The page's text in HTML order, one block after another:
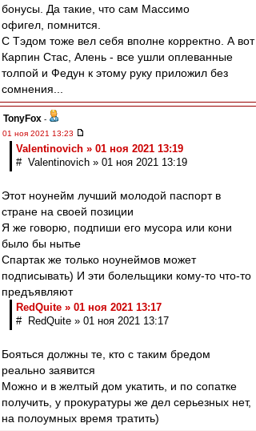
бонусы. Да такие, что сам Массимо
офигел, помнится.
С Тэдом тоже вел себя вполне корректно. А вот
Карпин Стас, Алень - все ушли оплеванные
толпой и Федун к этому руку приложил без
сомнения...
TonyFox -
01 ноя 2021 13:23
Valentinovich » 01 ноя 2021 13:19
# Valentinovich » 01 ноя 2021 13:19
Этот ноунейм лучший молодой паспорт в
стране на своей позиции
Я же говорю, подпиши его мусора или кони
было бы нытье
Спартак же только ноунеймов может
подписывать) И эти болельщики кому-то что-то
предъявляют
RedQuite » 01 ноя 2021 13:17
# RedQuite » 01 ноя 2021 13:17
Бояться должны те, кто с таким бредом
реально заявится
Можно и в желтый дом укатить, и по сопатке
получить, у прокуратуры же дел серьезных нет,
на полоумных время тратить)